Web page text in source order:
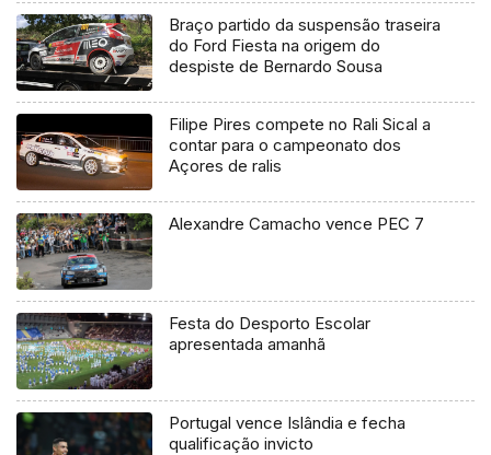
Braço partido da suspensão traseira
do Ford Fiesta na origem do
despiste de Bernardo Sousa
Filipe Pires compete no Rali Sical a
contar para o campeonato dos
Açores de ralis
Alexandre Camacho vence PEC 7
Festa do Desporto Escolar
apresentada amanhã
Portugal vence Islândia e fecha
qualificação invicto